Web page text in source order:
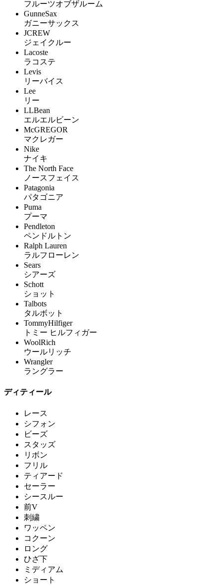
フルーツオブザルーム
GunneSax
ガニーサックス
JCREW
ジェイクルー
Lacoste
ラコステ
Levis
リーバイス
Lee
リー
LLBean
エルエルビーン
McGREGOR
マクレガー
Nike
ナイキ
The North Face
ノースフェイス
Patagonia
パタゴニア
Puma
プーマ
Pendleton
ペンドルトン
Ralph Lauren
ラルフローレン
Sears
シアーズ
Schott
ショット
Talbots
タルボット
TommyHilfiger
トミー ヒルフィガー
WoolRich
ウールリッチ
Wrangler
ラングラー
ディティール
レース
シフォン
ビーズ
スタッズ
リボン
フリル
ティアード
セーラー
シースルー
前V
刺繍
ワッペン
コクーン
ロング
ひざ下
ミディアム
ショート